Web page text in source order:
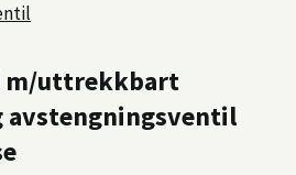
m/uttrekkbart
avstengningsventil